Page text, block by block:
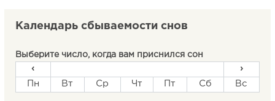
Календарь сбываемости снов
Выберите число, когда вам приснился сон
‹
›
Пн
Вт Ср Чт Пт Сб Вс